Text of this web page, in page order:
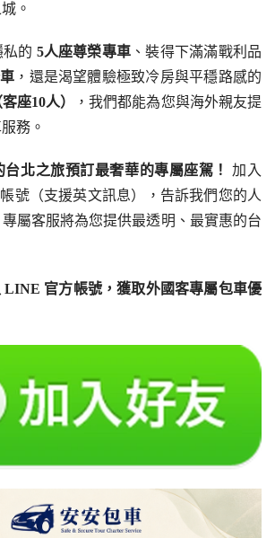
。
的 5人座尊榮專車 、裝得下滿滿戰利品
座10人）
，我們都能為您與海外親友提
務。
北之旅預訂最奢華的專屬座駕！
加入
號（支援英文訊息），告訴我們您的人
屬客服將為您提供最透明、最實惠的台
LINE 官方帳號，獲取外國客專屬包車優